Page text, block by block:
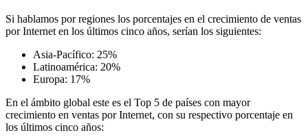
Si hablamos por regiones los porcentajes en el crecimiento de ventas
por Internet en los últimos cinco años, serían los siguientes:
Asia-Pacífico: 25%
Latinoamérica: 20%
Europa: 17%
En el ámbito global este es el Top 5 de países con mayor
crecimiento en ventas por Internet, con su respectivo porcentaje en
los últimos cinco años: